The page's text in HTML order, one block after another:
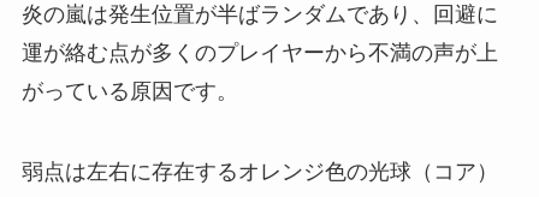
炎の嵐は発生位置が半ばランダムであり、回避に
運が絡む点が多くのプレイヤーから不満の声が上
がっている原因です。
弱点は左右に存在するオレンジ色の光球（コア）